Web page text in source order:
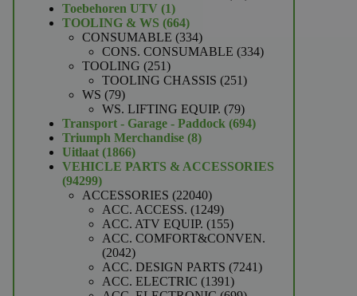
Toebehoren UTV 11
product
TOOLING & WS 664664
producten
CONSUMABLE 334334
producten
CONS. CONSUMABLE 334334
TOOLING 251251
producten
TOOLING CHASSIS 251251
WS 7979
producten
WS. LIFTING EQUIP. 7979
producten
Transport - Garage - Paddock 694694
Triumph Merchandise 88
Uitlaat 18661866
producten
VEHICLE PARTS & ACCESSORIES
9429994299
producten
ACCESSORIES 2204022040
producten
ACC. ACCESS. 12491249
producten
ACC. ATV EQUIP. 155155
producten
ACC. COMFORT&CONVEN.
20422042
producten
ACC. DESIGN PARTS 72417241
ACC. ELECTRIC 13911391